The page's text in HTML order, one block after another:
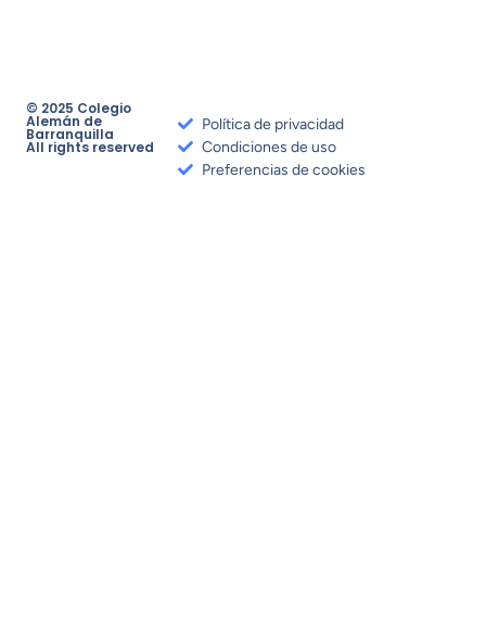
© 2025 Colegio
Alemán de
Barranquilla
All rights reserved
Política de privacidad
Condiciones de uso
Preferencias de cookies